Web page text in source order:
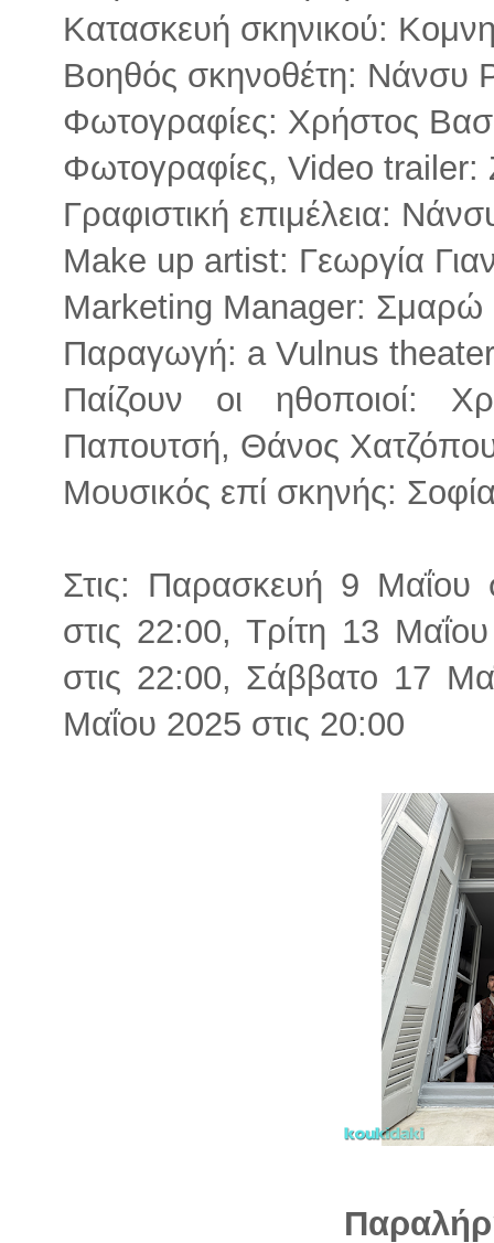
Kατασκευή σκηνικού:
Βοηθός σκηνοθέτη: Νάνσυ
Φωτογραφίες: Χρήστος
Φωτογραφίες, Video trailer:
Γραφιστική επιμέλεια:
Make up artist: Γεωργία
Marketing Manager:
Παραγωγή: a Vulnus
Παίζουν οι ηθοποιοί:
Παπουτσή, Θάνος
Μουσικός επί σκηνής:
Στις: Παρασκευή 9 Μαΐου
στις 22:00, Τρίτη 13
στις 22:00, Σάββατο 17
Μαΐου 2025 στις 20:00